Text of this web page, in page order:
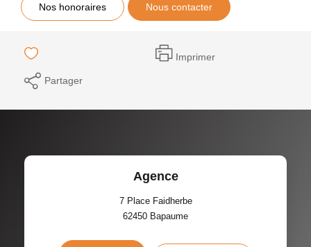
Nos honoraires Nous contacter
Imprimer
Partager
Agence
7 Place Faidherbe
62450 Bapaume